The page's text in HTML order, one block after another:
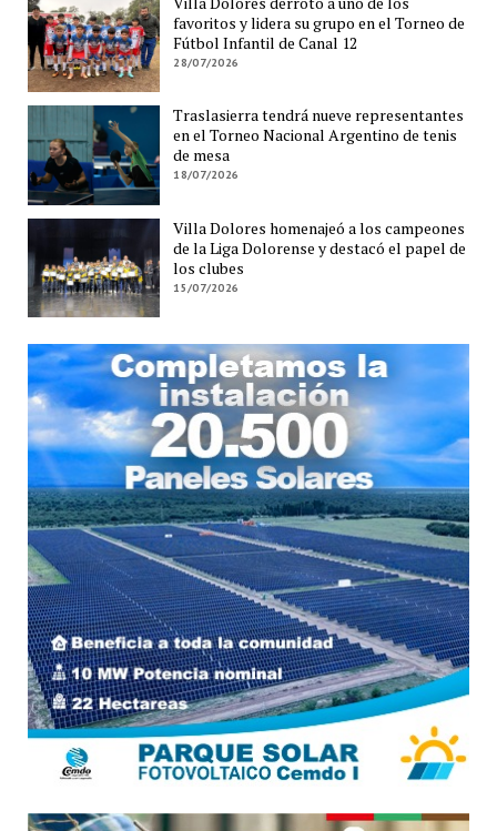
favoritos y lidera su grupo en el Torneo de
Fútbol Infantil de Canal 12
28/07/2026
Traslasierra tendrá nueve representantes
en el Torneo Nacional Argentino de tenis
de mesa
18/07/2026
Villa Dolores homenajeó a los campeones
de la Liga Dolorense y destacó el papel de
los clubes
15/07/2026